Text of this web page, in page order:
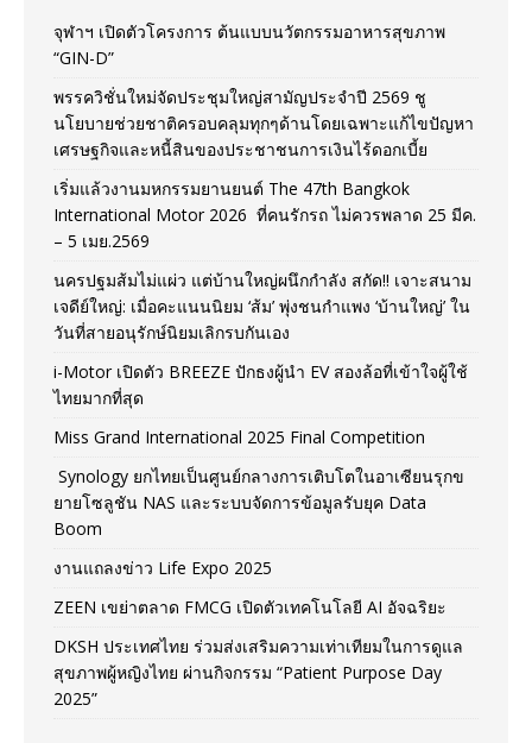
จุฬาฯ เปิดตัวโครงการ ต้นแบบนวัตกรรมอาหารสุขภาพ
“GIN-D”
พรรควิชั่นใหม่จัดประชุมใหญ่สามัญประจำปี 2569 ชู
นโยบายช่วยชาติครอบคลุมทุกๆด้านโดยเฉพาะแก้ไขปัญหา
เศรษฐกิจและหนี้สินของประชาชนการเงินไร้ดอกเบี้ย
เริ่มแล้วงานมหกรรมยานยนต์ The 47th Bangkok
International Motor 2026 ที่คนรักรถ ไม่ควรพลาด 25 มีค.
– 5 เมย.2569
นครปฐมส้มไม่แผ่ว แต่บ้านใหญ่ผนึกกำลัง สกัด!! เจาะสนาม
เจดีย์ใหญ่: เมื่อคะแนนนิยม ‘ส้ม’ พุ่งชนกำแพง ‘บ้านใหญ่’ ใน
วันที่สายอนุรักษ์นิยมเลิกรบกันเอง
i-Motor เปิดตัว BREEZE ปักธงผู้นำ EV สองล้อที่เข้าใจผู้ใช้
ไทยมากที่สุด
Miss Grand International 2025 Final Competition
Synology ยกไทยเป็นศูนย์กลางการเติบโตในอาเซียนรุกข
ยายโซลูชัน NAS และระบบจัดการข้อมูลรับยุค Data
Boom
งานแถลงข่าว Life Expo 2025
ZEEN เขย่าตลาด FMCG เปิดตัวเทคโนโลยี AI อัจฉริยะ
DKSH ประเทศไทย ร่วมส่งเสริมความเท่าเทียมในการดูแล
สุขภาพผู้หญิงไทย ผ่านกิจกรรม “Patient Purpose Day
2025”